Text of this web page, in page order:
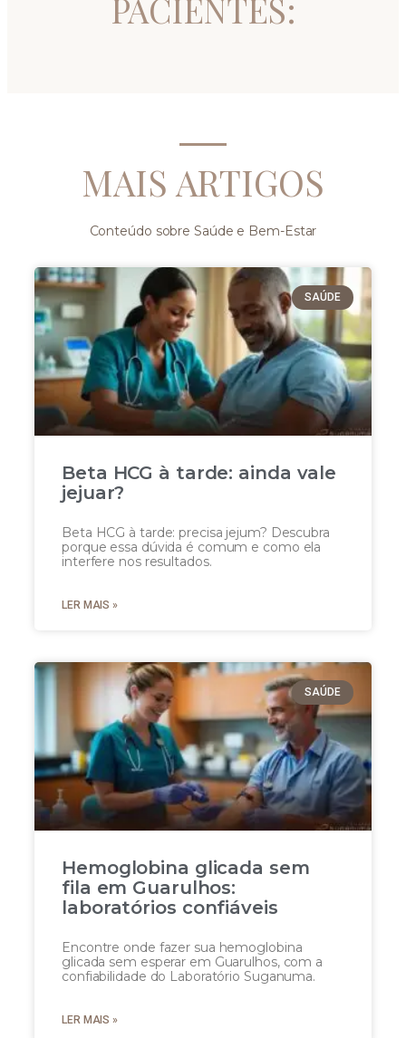
PACIENTES:
MAIS ARTIGOS
Conteúdo sobre Saúde e Bem-Estar
SAÚDE
Beta HCG à tarde: ainda vale
jejuar?
Beta HCG à tarde: precisa jejum? Descubra
porque essa dúvida é comum e como ela
interfere nos resultados.
LER MAIS »
SAÚDE
Hemoglobina glicada sem
fila em Guarulhos:
laboratórios confiáveis
Encontre onde fazer sua hemoglobina
glicada sem esperar em Guarulhos, com a
confiabilidade do Laboratório Suganuma.
LER MAIS »